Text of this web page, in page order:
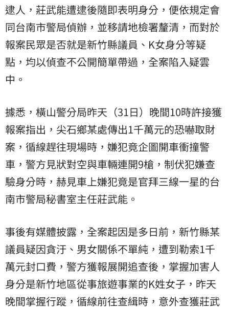
逮人，莊武能遭逮後隨即表明身分，便依規定會
同台南市警局偵辦，並移請地檢署釐清，而對於
報案民眾是否就是新竹縣議員、K女身分等疑
點，均以偵查不公開簡單帶過，全案陷入疑雲
中。
據悉，橫山警分局昨天（31日）晚間10時許接獲
報案指出，尖石鄉某處傳出1千萬元的恐嚇取財
案，循線趕往現場時，嫌犯竟企圖開車衝撞警
車，警方見狀對空與車輛連開9槍，制伏犯嫌查
驗身分時，赫見車上嫌犯竟是官拜三線一星的台
南市警局秘書室主任莊武能。
事後有媒體披露，全案起因是多日前，新竹縣某
議員疑因貪汙、男女關係不單純，遭到勒索1千
萬元封口費，警方獲報展開追查後，掌握加害人
身分是新竹地區從事旅遊事業的K姓女子，昨天
晚間掌握行蹤，循線前往查緝時，意外查獲莊武